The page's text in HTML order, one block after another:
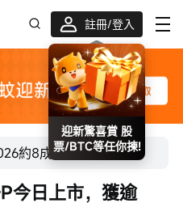
註冊/登入
迎新驚喜賞 股
約8成新股首日上漲
今日上市，獲逾